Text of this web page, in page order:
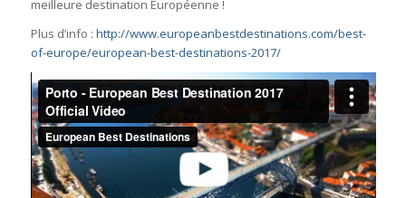
meilleure destination Européenne !
Plus d’info : http://www.europeanbestdestinations.com/best-
of-europe/european-best-destinations-2017/